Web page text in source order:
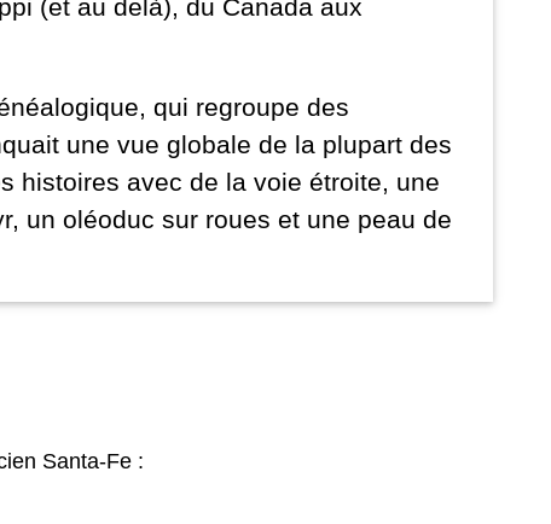
(et au delà), du Canada aux
qui regroupe des
une vue globale de la plupart des
histoires avec de la voie étroite, une
un oléoduc sur roues et une peau de
Santa-Fe :